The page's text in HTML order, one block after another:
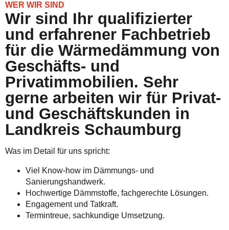
WER WIR SIND
Wir sind Ihr qualifizierter
und erfahrener Fachbetrieb
für die Wärmedämmung von
Geschäfts- und
Privatimmobilien. Sehr
gerne arbeiten wir für Privat-
und Geschäftskunden in
Landkreis Schaumburg
Was im Detail für uns spricht:
Viel Know-how im Dämmungs- und
Sanierungshandwerk.
Hochwertige Dämmstoffe, fachgerechte Lösungen.
Engagement und Tatkraft.
Termintreue, sachkundige Umsetzung.